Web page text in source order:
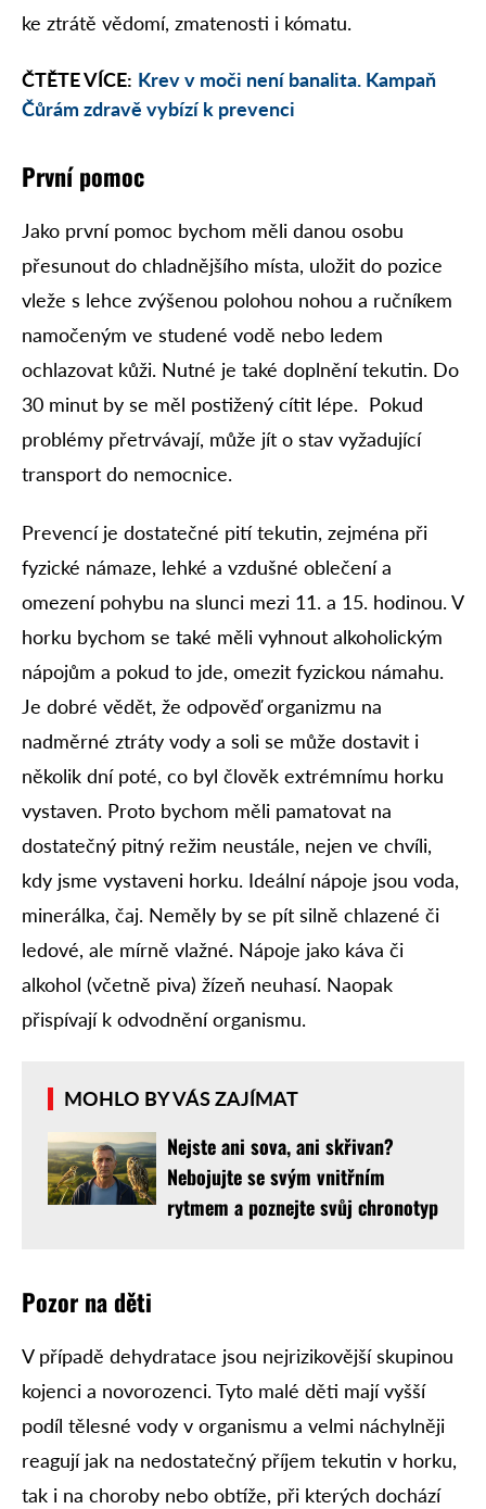
ke ztrátě vědomí, zmatenosti i kómatu.
ČTĚTE VÍCE: Krev v moči není banalita. Kampaň
Čůrám zdravě vybízí k prevenci
První pomoc
Jako první pomoc bychom měli danou osobu
přesunout do chladnějšího místa, uložit do pozice
vleže s lehce zvýšenou polohou nohou a ručníkem
namočeným ve studené vodě nebo ledem
ochlazovat kůži. Nutné je také doplnění tekutin. Do
30 minut by se měl postižený cítit lépe. Pokud
problémy přetrvávají, může jít o stav vyžadující
transport do nemocnice.
Prevencí je dostatečné pití tekutin, zejména při
fyzické námaze, lehké a vzdušné oblečení a
omezení pohybu na slunci mezi 11. a 15. hodinou. V
horku bychom se také měli vyhnout alkoholickým
nápojům a pokud to jde, omezit fyzickou námahu.
Je dobré vědět, že odpověď organizmu na
nadměrné ztráty vody a soli se může dostavit i
několik dní poté, co byl člověk extrémnímu horku
vystaven. Proto bychom měli pamatovat na
dostatečný pitný režim neustále, nejen ve chvíli,
kdy jsme vystaveni horku. Ideální nápoje jsou voda,
minerálka, čaj. Neměly by se pít silně chlazené či
ledové, ale mírně vlažné. Nápoje jako káva či
alkohol (včetně piva) žízeň neuhasí. Naopak
přispívají k odvodnění organismu.
MOHLO BY VÁS ZAJÍMAT
Nejste ani sova, ani skřivan?
Nebojujte se svým vnitřním
rytmem a poznejte svůj chronotyp
Pozor na děti
V případě dehydratace jsou nejrizikovější skupinou
kojenci a novorozenci. Tyto malé děti mají vyšší
podíl tělesné vody v organismu a velmi náchylněji
reagují jak na nedostatečný příjem tekutin v horku,
tak i na choroby nebo obtíže, při kterých dochází